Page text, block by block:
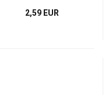
2,59 EUR